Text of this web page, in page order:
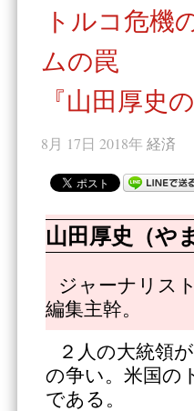
トルコ危
ムの罠
『山田厚史
8月 17日 2018年 経済
山田厚史（や
ジャーナリス
編集主幹。
２人の大統領
の争い。米国の
である。